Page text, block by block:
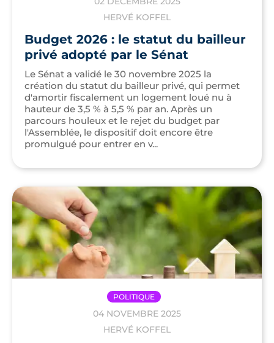
HERVÉ KOFFEL
Budget 2026 : le statut du bailleur
privé adopté par le Sénat
Le Sénat a validé le 30 novembre 2025 la
création du statut du bailleur privé, qui permet
d'amortir fiscalement un logement loué nu à
hauteur de 3,5 % à 5,5 % par an. Après un
parcours houleux et le rejet du budget par
l'Assemblée, le dispositif doit encore être
promulgué pour entrer en v...
POLITIQUE
04 NOVEMBRE 2025
HERVÉ KOFFEL